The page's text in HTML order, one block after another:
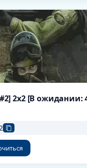
2x2 [В ожидании: